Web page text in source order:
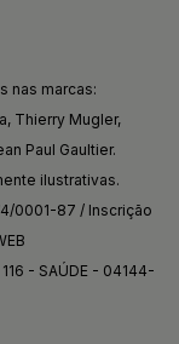
nas marcas:
Thierry Mugler,
Paul Gaultier.
ilustrativas.
0001-87 / Inscrição
- SAÚDE - 04144-